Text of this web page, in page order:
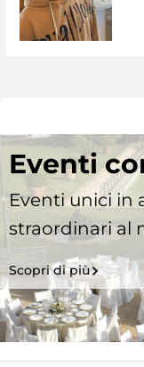
Eventi
Eventi unici in
straordinari al
Scopri di più